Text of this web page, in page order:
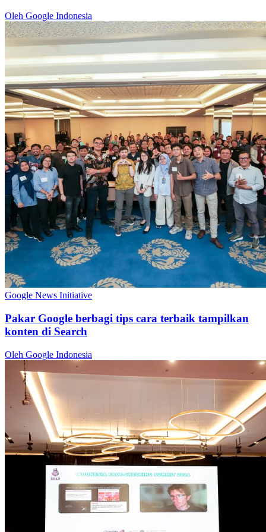
Oleh Google Indonesia
Google News Initiative
Pakar Google berbagi tips cara terbaik tampilkan
konten di Search
Oleh Google Indonesia